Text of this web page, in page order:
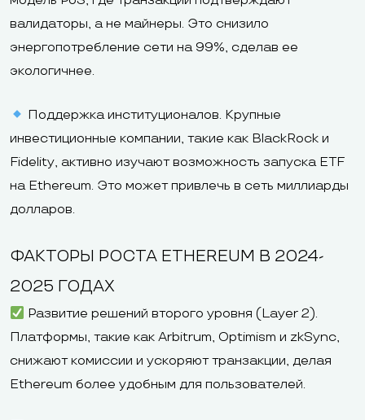
валидаторы, а не майнеры. Это снизило
энергопотребление сети на 99%, сделав ее
экологичнее.
Поддержка институционалов. Крупные
инвестиционные компании, такие как BlackRock и
Fidelity, активно изучают возможность запуска ETF
на Ethereum. Это может привлечь в сеть миллиарды
долларов.
ФАКТОРЫ РОСТА ETHEREUM В 2024-
2025 ГОДАХ
Развитие решений второго уровня (Layer 2).
Платформы, такие как Arbitrum, Optimism и zkSync,
снижают комиссии и ускоряют транзакции, делая
Ethereum более удобным для пользователей.